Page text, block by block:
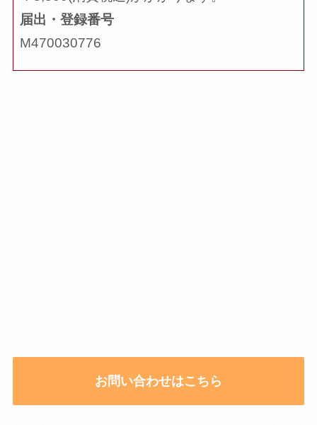
届出・登録番号
M470030776
お問い合わせはこちら